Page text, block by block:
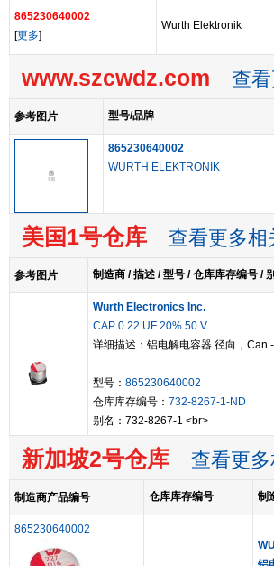
865230640002
[更多]
Wurth Elektronik
www.szcwdz.com 查
参考图片 型号/品牌
865230640002
WURTH ELEKTRONIK
美国1号仓库 查看更多相
参考图片 制造商 / 描述 / 型号 / 仓库库存编号 /
Wurth Electronics Inc.
CAP 0.22 UF 20% 50 V
详细描述：铝电解电容器 径向，Can
型号： 865230640002
仓库库存编号： 732-8267-1-ND
别名：732-8267-1 <br>
新加坡2号仓库 查看更
制造商产品编号 仓库库存编号 制
865230640002